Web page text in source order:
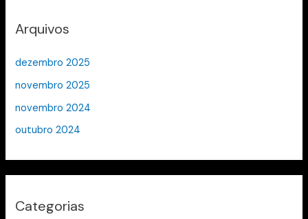
Arquivos
dezembro 2025
novembro 2025
novembro 2024
outubro 2024
Categorias